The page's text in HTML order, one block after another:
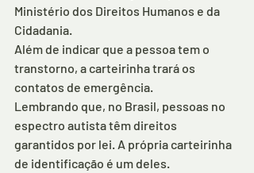
Ministério dos Direitos Humanos e da
Cidadania.
Além de indicar que a pessoa tem o
transtorno, a carteirinha trará os
contatos de emergência.
Lembrando que, no Brasil, pessoas no
espectro autista têm direitos
garantidos por lei. A própria carteirinha
de identificação é um deles.